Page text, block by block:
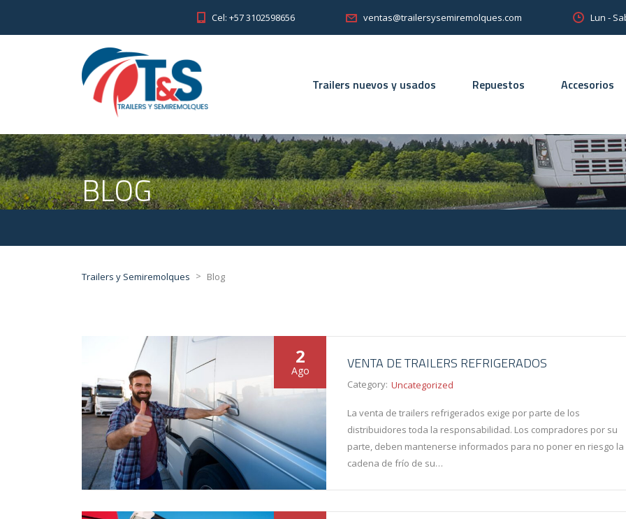
Cel: +57 3102598656 ventas@trailersysemiremolques.com Lun -
Trailers nuevos y usados Repuestos Accesorios
BLOG
Trailers y Semiremolques > Blog
2
Ago VENTA DE TRAILERS REFRIGERADOS
Category: Uncategorized
La venta de trailers refrigerados exige por parte de los
distribuidores toda la responsabilidad. Los compradores por su
parte, deben mantenerse informados para no poner en riesgo la
cadena de frío de su…